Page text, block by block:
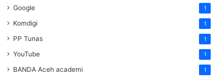
Google 1
Komdigi 1
PP Tunas 1
YouTube 1
BANDA Aceh academi 1